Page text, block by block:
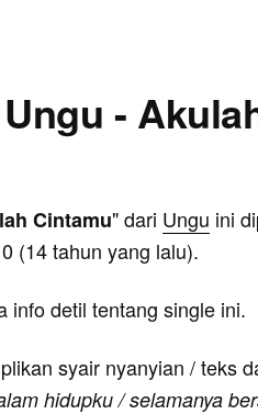
-
Cintamu" dari Ungu ini
(14 tahun yang lalu).
info detil tentang single ini.
syair nyanyian / teks
hidupku / selamanya